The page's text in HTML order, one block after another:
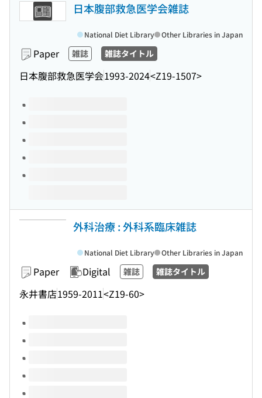
日本腹部救急医学会雑誌
Paper 雑誌 雑誌タイトル
日本腹部救急医学会1993-2024<Z19-1507>
National Diet Library Other Libraries in Japan
Volumes of this title
外科治療 : 外科系臨床雑誌
Paper Digital 雑誌 雑誌タイトル
永井書店1959-2011<Z19-60>
National Diet Library Other Libraries in Japan
Volumes of this title